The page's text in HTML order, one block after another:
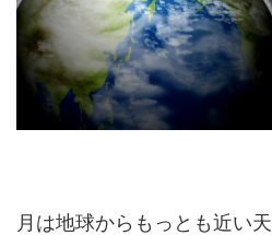
月は地球からもっとも近い